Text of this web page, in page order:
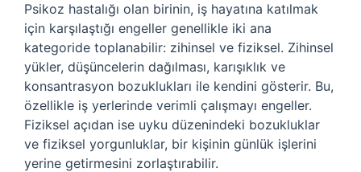
Psikoz hastalığı olan birinin, iş hayatına katılmak
için karşılaştığı engeller genellikle iki ana
kategoride toplanabilir: zihinsel ve fiziksel. Zihinsel
yükler, düşüncelerin dağılması, karışıklık ve
konsantrasyon bozuklukları ile kendini gösterir. Bu,
özellikle iş yerlerinde verimli çalışmayı engeller.
Fiziksel açıdan ise uyku düzenindeki bozukluklar
ve fiziksel yorgunluklar, bir kişinin günlük işlerini
yerine getirmesini zorlaştırabilir.